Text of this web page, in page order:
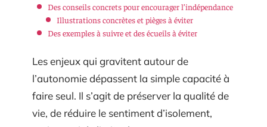
Des conseils concrets pour encourager l’indépendance
Illustrations concrètes et pièges à éviter
Des exemples à suivre et des écueils à éviter
Les enjeux qui gravitent autour de
l’autonomie dépassent la simple capacité à
faire seul. Il s’agit de préserver la qualité de
vie, de réduire le sentiment d’isolement,